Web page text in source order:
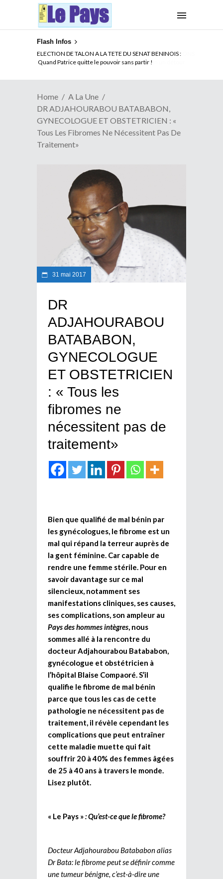
Flash Infos
ELECTION DE TALON A LA TETE DU SENAT BENINOIS :
Quand Patrice quitte le pouvoir sans partir !
Home
A La Une
DR ADJAHOURABOU BATABABON,
GYNECOLOGUE ET OBSTETRICIEN : «
Tous Les Fibromes Ne Nécessitent Pas De
Traitement»
31 mai 2017
DR
ADJAHOURABOU
BATABABON,
GYNECOLOGUE
ET OBSTETRICIEN
: « Tous les
fibromes ne
nécessitent pas de
traitement»
Bien que qualifié de mal bénin par
les gynécologues, le fibrome est un
mal qui répand la terreur auprès de
la gent féminine. Car capable de
rendre une femme stérile. Pour en
savoir davantage sur ce mal
silencieux, notamment ses
manifestations cliniques, ses causes,
ses complications, son ampleur au
Pays des hommes intègres, nous
sommes allé à la rencontre du
docteur Adjahourabou Batababon,
gynécologue et obstétricien à
l’hôpital Blaise Compaoré. S’il
qualifie le fibrome de mal bénin
parce que tous les cas de cette
pathologie ne nécessitent pas de
traitement, il révèle cependant les
complications que peut entraîner
cette maladie muette qui fait
souffrir 20 à 40% des femmes âgées
de 25 à 40 ans à travers le monde.
Lisez plutôt.
« Le Pays »: Qu’est-ce que le fibrome?
Docteur Adjahourabou Batababon alias
Dr Bata: le fibrome peut se définir comme
une tumeur bénigne, c’est-à-dire une